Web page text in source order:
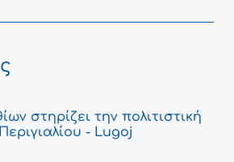
στηρίζει την πολιτιστική
- Lugoj